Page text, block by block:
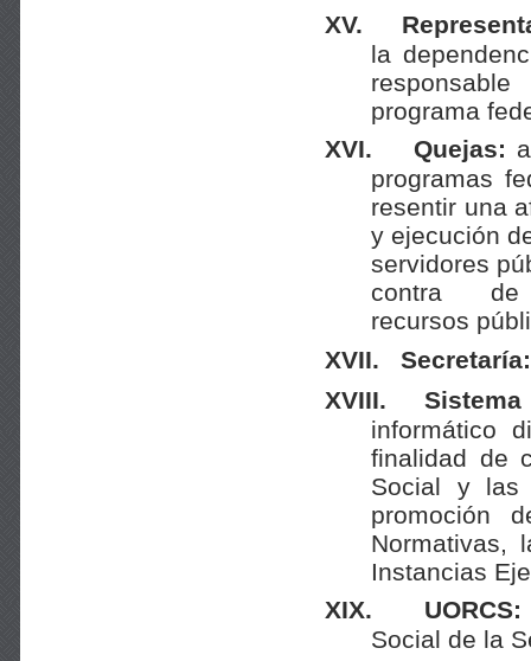
XV.
la
programa
XVI.
Quejas:
programas
resentir una
y ejecución
servidores
contra
recursos
XVII.
Secretaría:
XVIII.
informático
finalidad de
Social y las
promoción
Normativas,
Instancias
XIX.
UORCS:
Social de la